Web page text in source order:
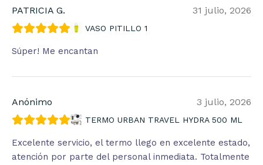
PATRICIA G. 31 julio, 2026
VASO PITILLO 1
Súper! Me encantan
Anónimo 3 julio, 2026
TERMO URBAN TRAVEL HYDRA 500 ML
Excelente servicio, el termo llego en excelente estado,
atención por parte del personal inmediata. Totalmente